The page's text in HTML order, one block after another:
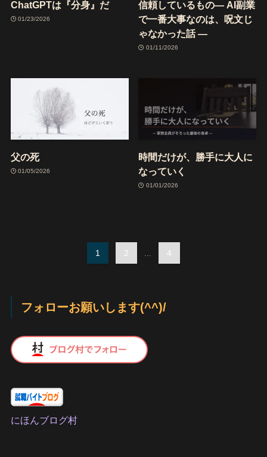
ChatGPTは『分身』だ
01/23/2026
信頼しているもの― AI副業
で一番大事なのは、呪文じ
ゃなかった話 ―
01/11/2026
父の死
01/05/2026
時間だけが、勝手に大人に
なっていく
01/01/2026
1 2 4
フォローお願いします(^^)/
にほんブログ村